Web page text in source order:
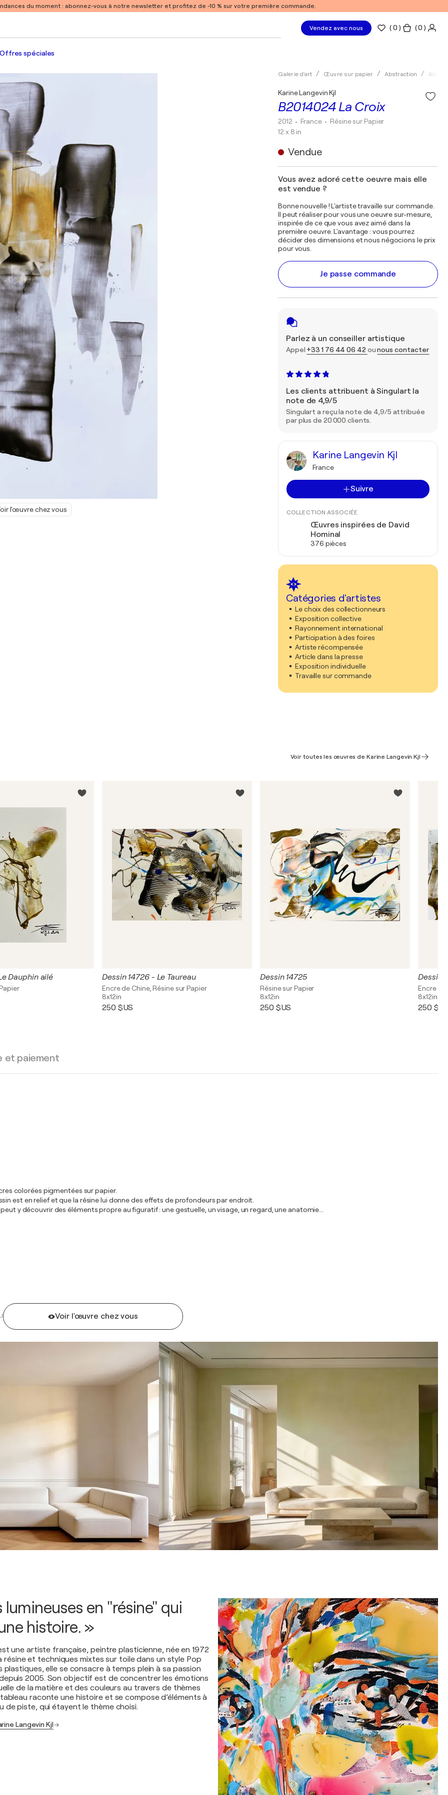
du moment : abonnez-vous à notre newsletter et profitez de -10 % sur votre première commande.
Vendez avec nous (0 ) ( 0 )
spéciales
l'œuvre chez vous
Galerie d'art Œuvre sur papier Abstraction
B2014024 La Croix
Karine Langevin Kjl
2012 • France • Résine sur Papier
12 x 8 in
Vendue
Vous avez adoré cette oeuvre mais elle
est vendue ?
Bonne nouvelle ! L'artiste travaille sur commande.
Il peut réaliser pour vous une oeuvre sur-mesure,
inspirée de ce que vous avez aimé dans la
première oeuvre. L'avantage : vous pourrez
décider des dimensions et nous négocions le prix
pour vous.
Je passe commande
Parlez à un conseiller artistique
Appel +33 1 76 44 06 42 ounous contacter
Les clients attribuent à Singulart la
note de 4,9/5
Singulart a reçu la note de 4,9/5 attribuée
par plus de 20 000 clients.
Karine Langevin Kjl
France
Suivre
COLLECTION ASSOCIÉE
Œuvres inspirées de David
Hominal
376 pièces
Catégories d'artistes
Le choix des collectionneurs
Exposition collective
Rayonnement international
Participation à des foires
Artiste récompensée
Article dans la presse
Exposition individuelle
Travaille sur commande
Voir l'œuvre chez vous
Voir toutes les œuvres de Karine Langevin Kjl
Dauphin ailé Dessin 14726 - Le Taureau
Encre de Chine, Résine sur Papier
8x12in
250 $US
Dessin 14725
Résine sur Papier
8x12in
250 $US
Dessin
Encre de
8x12in
250
et paiement
colorées pigmentées sur papier.
est en relief et que la résine lui donne des effets de profondeurs par endroit.
y découvrir des éléments propre au figuratif : une gestuelle, un visage, un regard, une anatomie...
en "résine" qui
histoire. »
une artiste française, peintre plasticienne, née en 1972
résine et techniques mixtes sur toile dans un style Pop
plastiques, elle se consacre à temps plein à sa passion
2005. Son objectif est de concentrer les émotions
de la matière et des couleurs au travers de thèmes
raconte une histoire et se compose d’éléments à
de piste, qui étayent le thème choisi.
Langevin Kjl